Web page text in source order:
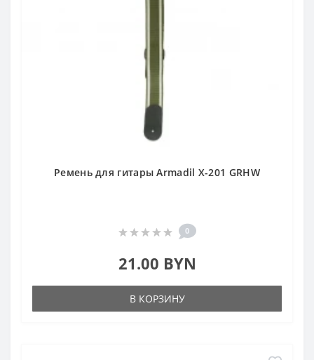
Ремень для гитары Armadil X-201 GRHW
0
21.00 BYN
В КОРЗИНУ